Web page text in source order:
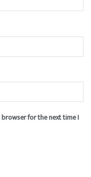
browser for the next time I